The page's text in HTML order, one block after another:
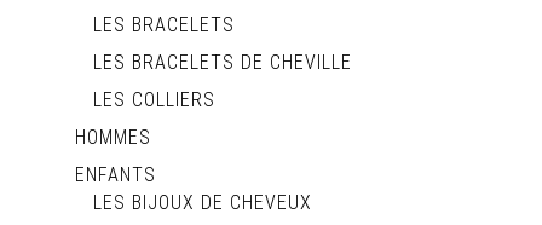
LES BRACELETS
LES BRACELETS DE CHEVILLE
LES COLLIERS
HOMMES
ENFANTS
LES BIJOUX DE CHEVEUX